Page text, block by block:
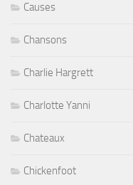
Causes
Chansons
Charlie Hargrett
Charlotte Yanni
Chateaux
Chickenfoot